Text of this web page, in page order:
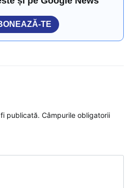
TE
publicată. Câmpurile obligatorii